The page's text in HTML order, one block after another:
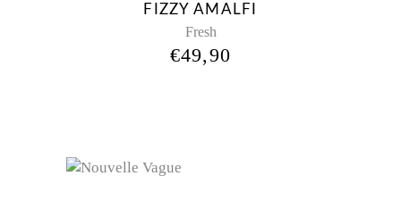
FIZZY AMALFI
Fresh
€49,90